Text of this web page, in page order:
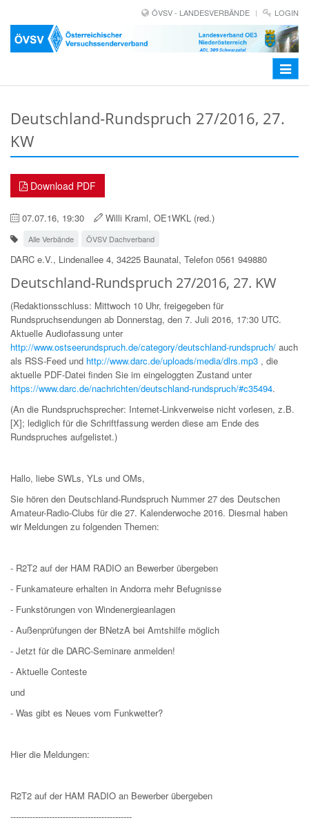
ÖVSV - LANDESVERBÄNDE LOGIN
Toggle
Deutschland-Rundspruch 27/2016, 27.
KW
Download PDF
07.07.16, 19:30 Willi Kraml, OE1WKL (red.)
Alle Verbände ÖVSV Dachverband
DARC e.V., Lindenallee 4, 34225 Baunatal, Telefon 0561 949880
Deutschland-Rundspruch 27/2016, 27. KW
(Redaktionsschluss: Mittwoch 10 Uhr, freigegeben für
Rundspruchsendungen ab Donnerstag, den 7. Juli 2016, 17:30 UTC.
Aktuelle Audiofassung unter
http://www.ostseerundspruch.de/category/deutschland-rundspruch/ auch
als RSS-Feed und http://www.darc.de/uploads/media/dlrs.mp3 , die
aktuelle PDF-Datei finden Sie im eingeloggten Zustand unter
https://www.darc.de/nachrichten/deutschland-rundspruch/#c35494.
(An die Rundspruchsprecher: Internet-Linkverweise nicht vorlesen, z.B.
[X]; lediglich für die Schriftfassung werden diese am Ende des
Rundspruches aufgelistet.)
Hallo, liebe SWLs, YLs und OMs,
Sie hören den Deutschland-Rundspruch Nummer 27 des Deutschen
Amateur-Radio-Clubs für die 27. Kalenderwoche 2016. Diesmal haben
wir Meldungen zu folgenden Themen:
- R2T2 auf der HAM RADIO an Bewerber übergeben
- Funkamateure erhalten in Andorra mehr Befugnisse
- Funkstörungen von Windenergieanlagen
- Außenprüfungen der BNetzA bei Amtshilfe möglich
- Jetzt für die DARC-Seminare anmelden!
- Aktuelle Conteste
und
- Was gibt es Neues vom Funkwetter?
Hier die Meldungen:
R2T2 auf der HAM RADIO an Bewerber übergeben
--------------------------------------------